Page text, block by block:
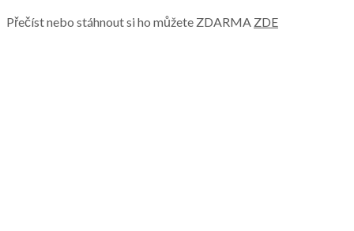
Přečíst nebo stáhnout si ho můžete ZDARMA ZDE